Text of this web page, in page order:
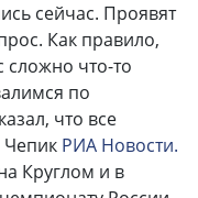
сейчас. Проявят
Как правило,
сложно что-то
по
что все
Чепик РИА Новости.
Круглом и в